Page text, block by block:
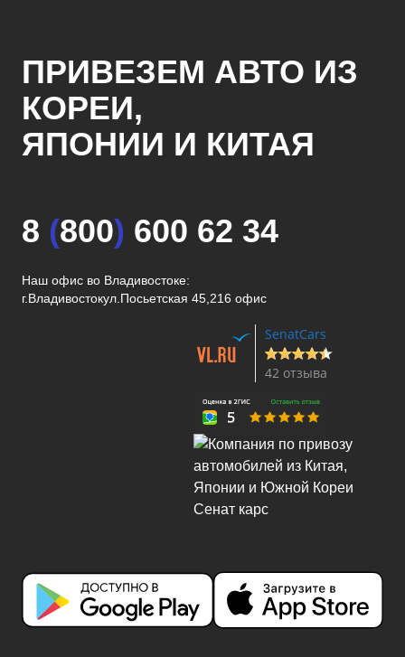
ПРИВЕЗЕМ АВТО ИЗ
КОРЕИ,
ЯПОНИИ И КИТАЯ
8 (800) 600 62 34
Наш офис во Владивостоке:
г.Владивостокул.Посьетская 45,216 офис
SenatCars
42 отзыва